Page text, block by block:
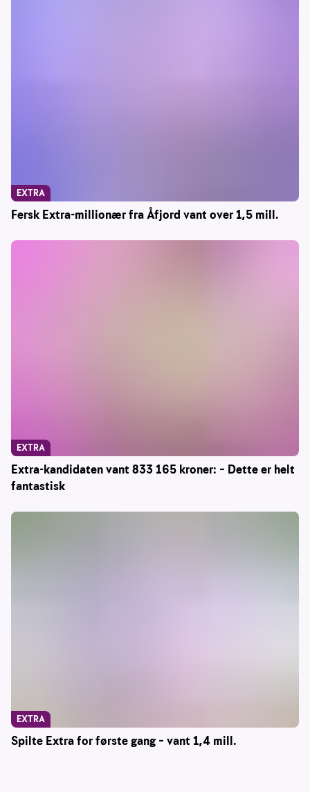
Fersk Extra-millionær fra Åfjord vant over 1,5 mill.
EXTRA
Extra-kandidaten vant 833 165 kroner: – Dette er helt
fantastisk
EXTRA
Spilte Extra for første gang – vant 1,4 mill.
EXTRA